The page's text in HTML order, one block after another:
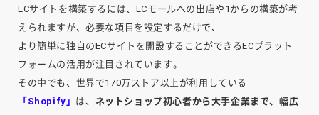
ECサイトを構築するには、ECモールへの出店や1からの構築が考
えられますが、必要な項目を設定するだけで、
より簡単に独自のECサイトを開設することができるECプラット
フォームの活用が注目されています。
その中でも、世界で170万ストア以上が利用している
「Shopify」 は、 ネットショップ初心者から大手企業まで、幅広